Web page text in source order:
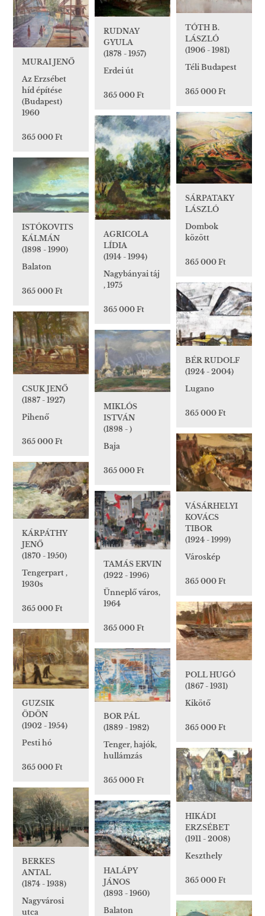
MURAI JENŐ
Az Erzsébet
híd építése
(Budapest)
1960
365 000 Ft
RUDNAY
GYULA
(1878 - 1957)
Erdei út
365 000 Ft
TÓTH B.
LÁSZLÓ
(1906 - 1981)
Téli Budapest
365 000 Ft
SÁRPATAKY
LÁSZLÓ
Dombok
között
365 000 Ft
AGRICOLA
LÍDIA
(1914 - 1994)
Nagybányai táj
, 1975
365 000 Ft
ISTÓKOVITS
KÁLMÁN
(1898 - 1990)
Balaton
365 000 Ft
BÉR RUDOLF
(1924 - 2004)
Lugano
365 000 Ft
CSUK JENŐ
(1887 - 1927)
Pihenő
365 000 Ft
MIKLÓS
ISTVÁN
(1898 - )
Baja
365 000 Ft
VÁSÁRHELYI
KOVÁCS
TIBOR
(1924 - 1999)
Városkép
365 000 Ft
KÁRPÁTHY
JENŐ
(1870 - 1950)
Tengerpart ,
1930s
365 000 Ft
TAMÁS ERVIN
(1922 - 1996)
Ünneplő város,
1964
365 000 Ft
POLL HUGÓ
(1867 - 1931)
Kikötő
365 000 Ft
GUZSIK
ÖDÖN
(1902 - 1954)
Pesti hó
365 000 Ft
BOR PÁL
(1889 - 1982)
Tenger, hajók,
hullámzás
365 000 Ft
HIKÁDI
ERZSÉBET
(1911 - 2008)
Keszthely
365 000 Ft
BERKES
ANTAL
(1874 - 1938)
Nagyvárosi
utca
HALÁPY
JÁNOS
(1893 - 1960)
Balaton